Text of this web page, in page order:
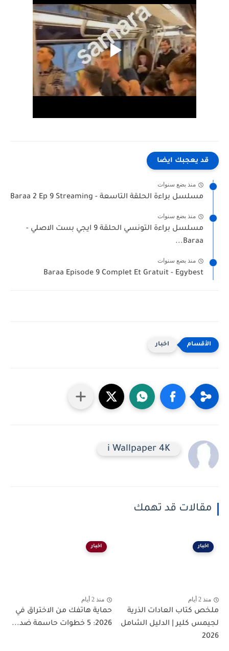
قد يعجبك ايضا
منذ بضع سنوات
مسلسل براءة الحلقة التاسعة - Baraa 2 Ep 9 Streaming
منذ بضع سنوات
مسلسل براءة التونسي الحلقة 9 ايجي بست الاصلي -
Baraa...
منذ بضع سنوات
Baraa Episode 9 Complet Et Gratuit - Egybest
اخبار
i Wallpaper 4K
مقالات قد تهمك
اخبار
منذ 2 أيام
ملخص كتاب العادات الذرية
لجيمس كلير | الدليل الشامل
2026
اخبار
منذ 2 أيام
حماية هاتفك من الاختراق في
2026: 5 خطوات حاسمة ضد...